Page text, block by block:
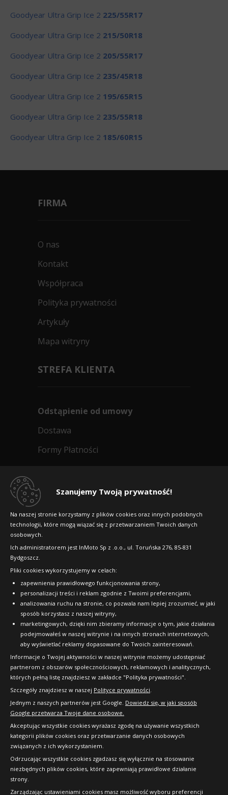
Szanujemy Twoją prywatność!
Na naszej stronie korzystamy z plików cookies oraz innych podobnych
technologii, które mogą wiązać się z przetwarzaniem Twoich danych
osobowych.
Ich administratorem jest InMoto Sp z .o.o., ul. Toruńska 276, 85-831
Bydgoszcz.
Pliki cookies wykorzystujemy w celach:
zapewnienia prawidłowego funkcjonowania strony,
personalizacji treści i reklam zgodnie z Twoimi preferencjami,
analizowania ruchu na stronie, co pozwala nam lepiej zrozumieć, w jaki
sposób korzystasz z naszej witryny,
marketingowych, dzięki nim zbieramy informacje o tym, jakie działania
podejmowałeś w naszej witrynie i na innych stronach internetowych,
aby wyświetlać reklamy dopasowane do Twoich zainteresowań.
Informacje o Twojej aktywności w naszej witrynie możemy udostępniać
partnerom z obszarów społecznościowych, reklamowych i analitycznych,
których pełną listę znajdziesz w zakładce "Polityka prywatności".
Szczegóły znajdziesz w naszej Polityce prywatności.
Jednym z naszych partnerów jest Google. Dowiedz się, w jaki sposób
Google przetwarza Twoje dane osobowe.
Akceptując wszystkie cookies wyrażasz zgodę na używanie wszystkich
kategorii plików cookies oraz przetwarzanie danych osobowych
związanych z ich wykorzystaniem.
Odrzucając wszystkie cookies zgadzasz się wyłącznie na stosowanie
niezbędnych plików cookies, które zapewniają prawidłowe działanie
strony.
Zarządzając ustawieniami cookies masz możliwość wyboru preferencji
Goodyear Ultra Grip Ice 2 225/55R17
Goodyear Ultra Grip Ice 2 215/50R18
Goodyear Ultra Grip Ice 2 205/55R17
Goodyear Ultra Grip Ice 2 235/45R18
Goodyear Ultra Grip Ice 2 195/65R15
Goodyear Ultra Grip Ice 2 235/55R18
Goodyear Ultra Grip Ice 2 185/60R15
FIRMA
O nas
Kontakt
Współpraca
Polityka prywatności
Artykuły
Mapa witryny
STREFA KLIENTA
Odstąpienie od umowy
Dostawa
Formy Płatności
Dlaczego warto kupić w 24opony.pl
Raty
FAQ
OFICJALNY PARTNER
Copyright © 2010-2026 24opony.pl. Wszelkie